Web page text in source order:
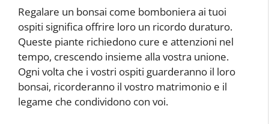
Regalare un bonsai come bomboniera ai tuoi
ospiti significa offrire loro un ricordo duraturo.
Queste piante richiedono cure e attenzioni nel
tempo, crescendo insieme alla vostra unione.
Ogni volta che i vostri ospiti guarderanno il loro
bonsai, ricorderanno il vostro matrimonio e il
legame che condividono con voi.